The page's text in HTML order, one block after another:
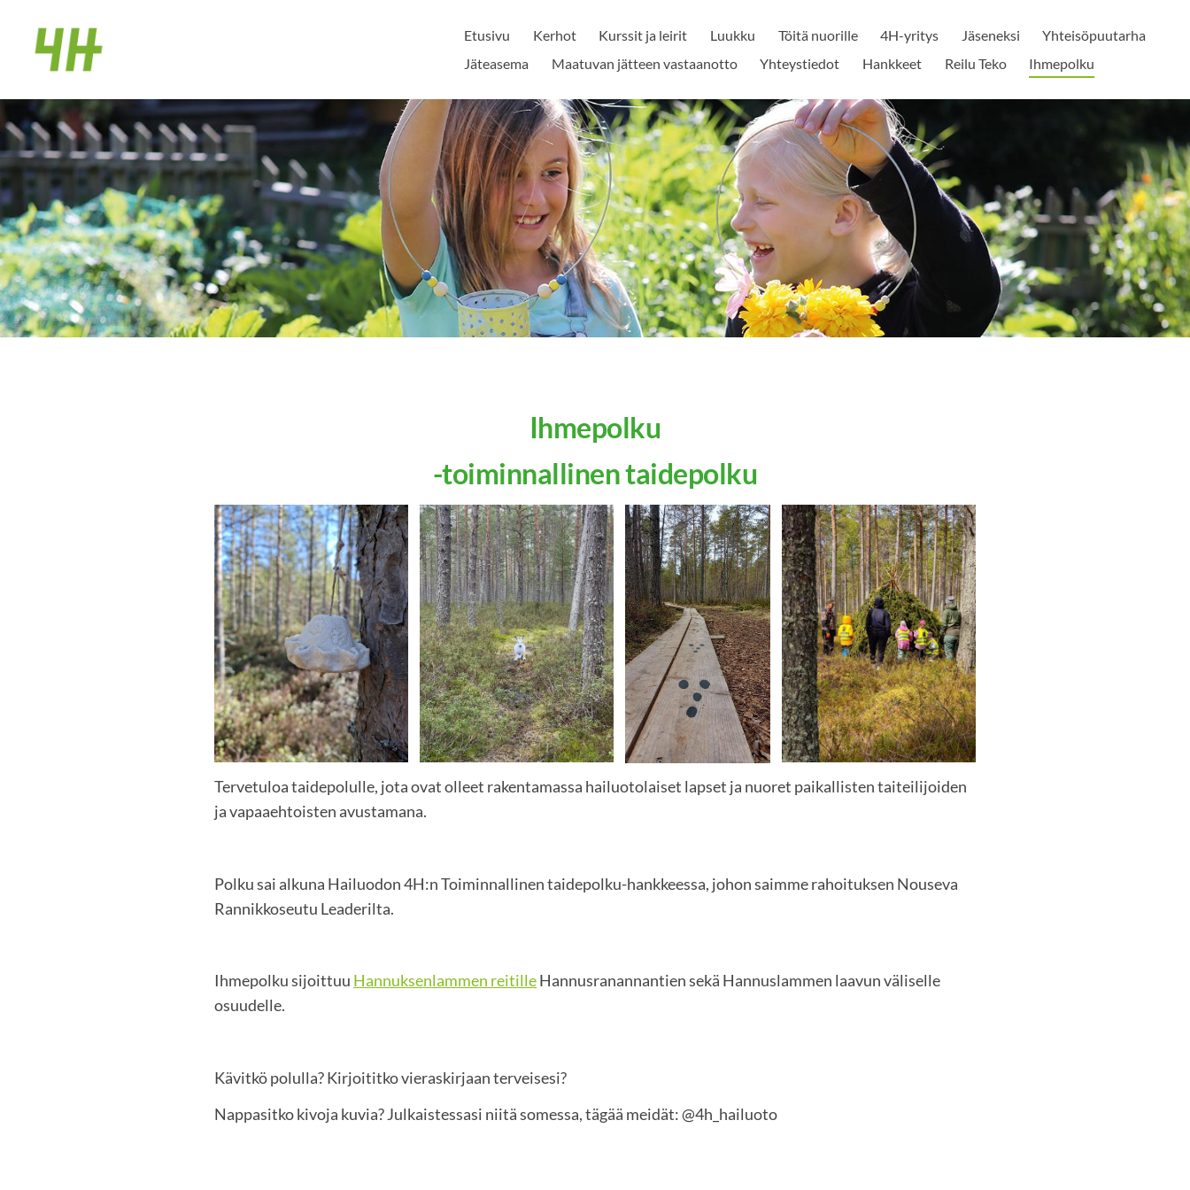
sivun
sisältöön
Hailuodon 4H-yhdistys ry
Etusivu Kerhot Kurssit ja leirit Luukku Töitä nuorille 4H-yritys Jäseneksi
Yhteisöpuutarha
Jäteasema
Maatuvan jätteen vastaanotto Yhteystiedot Hankkeet Reilu Teko Ihmepolku
Ihmepolku
-toiminnallinen taidepolku
Tervetuloa taidepolulle, jota ovat olleet rakentamassa hailuotolaiset lapset ja nuoret paikallisten taiteilijoiden
ja vapaaehtoisten avustamana.
Polku sai alkuna Hailuodon 4H:n Toiminnallinen taidepolku-hankkeessa, johon saimme rahoituksen Nouseva
Rannikkoseutu Leaderilta.
Ihmepolku sijoittuu Hannuksenlammen reitilleHannusranannantien sekä Hannuslammen laavun väliselle
osuudelle.
Kävitkö polulla? Kirjoititko vieraskirjaan terveisesi?
Nappasitko kivoja kuvia? Julkaistessasi niitä somessa, tägää meidät: @4h_hailuoto